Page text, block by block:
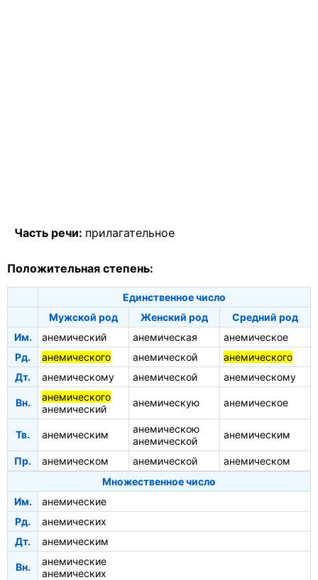
Часть речи: прилагательное
Положительная степень:
Единственное число
Мужской род
Женский род
Средний род
Им.
анемический анемическая
анемическое
Рд.
анемического анемической
анемического
Дт.
анемическому анемической анемическому
Вн.
анемического
анемический
анемическую анемическое
Тв. анемическим
анемическою
анемической
анемическим
Пр. анемическом анемической
анемическом
Множественное число
Им.
анемические
Рд.
анемических
Дт.
анемическим
Вн.
анемические
анемических